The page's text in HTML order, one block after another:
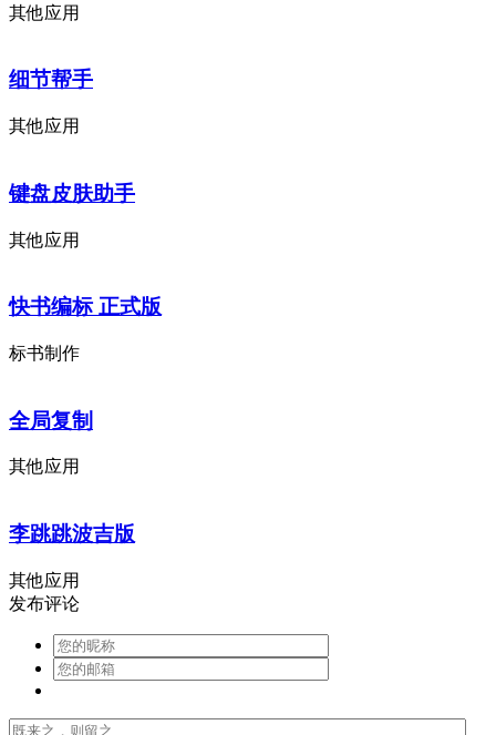
其他应用
细节帮手
其他应用
键盘皮肤助手
其他应用
快书编标 正式版
标书制作
全局复制
其他应用
李跳跳波吉版
其他应用
发布评论